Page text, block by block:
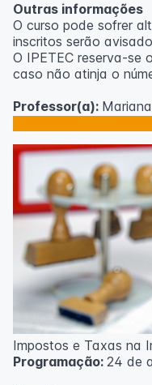
Outras informações
O curso pode sofrer
inscritos serão
O IPETEC reserva-se
caso não atinja o
Professor(a):
Impostos e Taxas na
Programação: 24 de